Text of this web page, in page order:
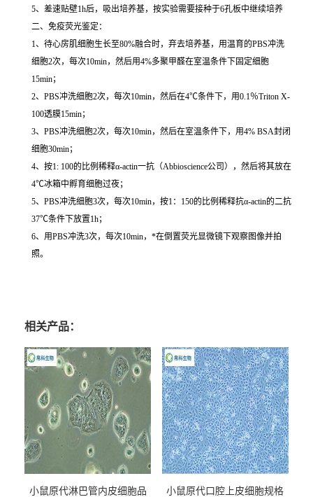
5、差速贴壁1h后，吸出培养基，按实验需要接种于6孔板中继续培养
二、免疫荧光鉴定：
1、待心房肌细胞生长至80%融合时，弃去培养基，用温育的PBS冲洗
细胞2次，每次10min，然后用4%多聚甲醛在室温条件下固定细胞
15min；
2、PBS冲洗细胞2次，每次10min，然后在4℃条件下，用0.1％Triton X-
100透膜15min；
3、PBS冲洗细胞2次，每次10min，然后在室温条件下，用4% BSA封闭
细胞30min；
4、按1: 100的比例稀释α-actin一抗（Abbioscience公司），然后将其放在
4℃冰箱中孵育细胞过夜；
5、PBS冲洗细胞3次，每次10min，按1：150的比例稀释抗α-actin的二抗
37℃条件下放置1h；
6、用PBS冲洗3次，每次10min，*在倒置荧光显微镜下观察图像并拍
照。
相关产品：
小鼠原代淋巴管内皮细胞品
小鼠原代口腔上皮细胞规格